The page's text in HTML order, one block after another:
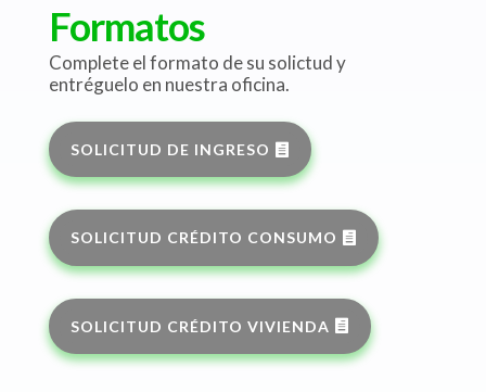
Formatos
Complete el formato de su solictud y
entréguelo en nuestra oficina.
SOLICITUD DE INGRESO
SOLICITUD CRÉDITO CONSUMO
SOLICITUD CRÉDITO VIVIENDA